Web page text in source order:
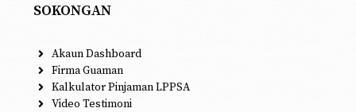
SOKONGAN
Akaun Dashboard
Firma Guaman
Kalkulator Pinjaman LPPSA
Video Testimoni